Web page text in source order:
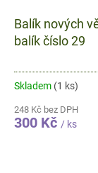
Balík nových
balík číslo 29
Skladem (1 ks)
248 Kč bez DPH
300 Kč / ks